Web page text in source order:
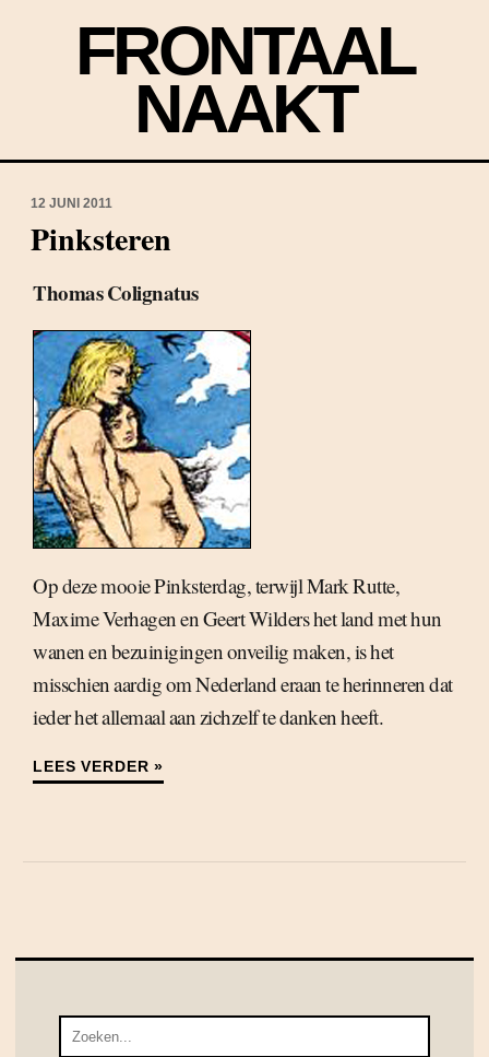
FRONTAAL
NAAKT
12 JUNI 2011
Pinksteren
Thomas Colignatus
Op deze mooie Pinksterdag, terwijl Mark Rutte,
Maxime Verhagen en Geert Wilders het land met hun
wanen en bezuinigingen onveilig maken, is het
misschien aardig om Nederland eraan te herinneren dat
ieder het allemaal aan zichzelf te danken heeft.
LEES VERDER »